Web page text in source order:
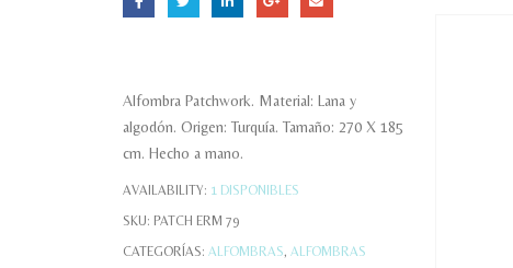
Alfombra Patchwork. Material: Lana y
algodón. Origen: Turquía. Tamaño: 270 X 185
cm. Hecho a mano.
AVAILABILITY: 1 DISPONIBLES
SKU: PATCH ERM 79
CATEGORÍAS: ALFOMBRAS, ALFOMBRAS